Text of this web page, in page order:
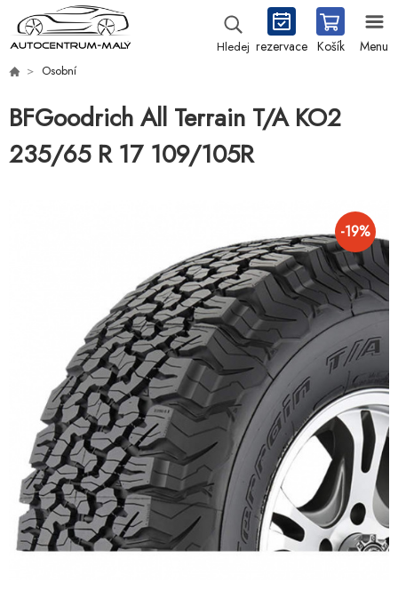
Hledej rezervace Košík Menu
Osobní
BFGoodrich All Terrain T/A KO2
235/65 R 17 109/105R
-19%